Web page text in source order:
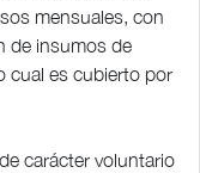
mensuales, con
de insumos de
cual es cubierto por
carácter voluntario